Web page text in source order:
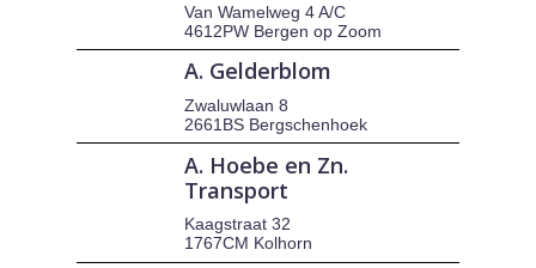
Van Wamelweg 4 A/C
4612PW Bergen op Zoom
A. Gelderblom
Zwaluwlaan 8
2661BS Bergschenhoek
A. Hoebe en Zn.
Transport
Kaagstraat 32
1767CM Kolhorn